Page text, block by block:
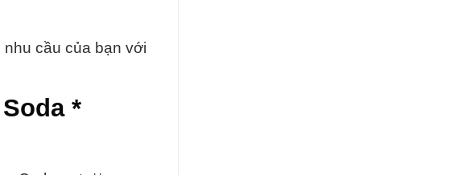
cầu của bạn với
*